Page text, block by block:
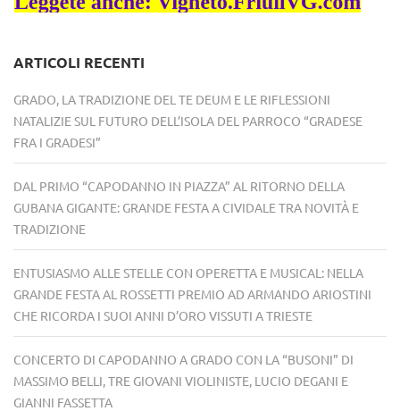
ARTICOLI RECENTI
GRADO, LA TRADIZIONE DEL TE DEUM E LE RIFLESSIONI
NATALIZIE SUL FUTURO DELL’ISOLA DEL PARROCO “GRADESE
FRA I GRADESI”
DAL PRIMO “CAPODANNO IN PIAZZA” AL RITORNO DELLA
GUBANA GIGANTE: GRANDE FESTA A CIVIDALE TRA NOVITÀ E
TRADIZIONE
ENTUSIASMO ALLE STELLE CON OPERETTA E MUSICAL: NELLA
GRANDE FESTA AL ROSSETTI PREMIO AD ARMANDO ARIOSTINI
CHE RICORDA I SUOI ANNI D’ORO VISSUTI A TRIESTE
CONCERTO DI CAPODANNO A GRADO CON LA “BUSONI” DI
MASSIMO BELLI, TRE GIOVANI VIOLINISTE, LUCIO DEGANI E
GIANNI FASSETTA